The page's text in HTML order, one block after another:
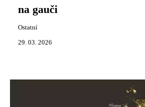
na gauči
Ostatní
29. 03. 2026